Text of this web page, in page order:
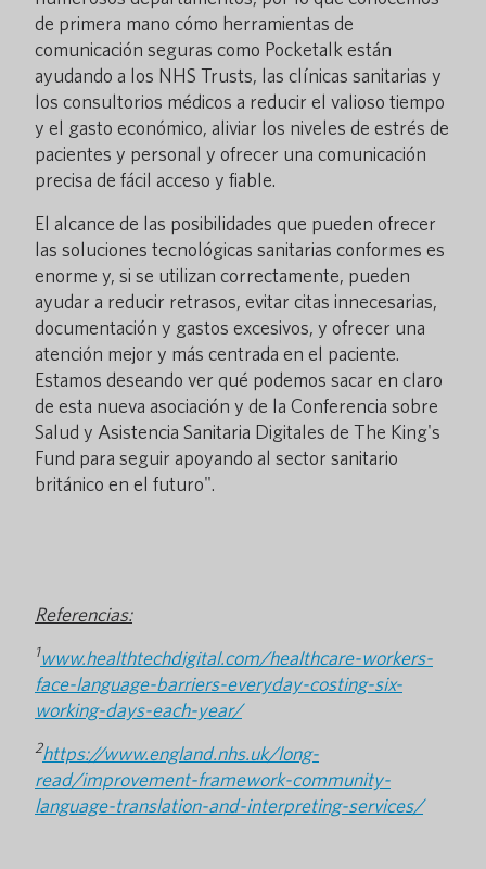
de primera mano cómo herramientas de
comunicación seguras como Pocketalk están
ayudando a los NHS Trusts, las clínicas sanitarias y
los consultorios médicos a reducir el valioso tiempo
y el gasto económico, aliviar los niveles de estrés de
pacientes y personal y ofrecer una comunicación
precisa de fácil acceso y fiable.
El alcance de las posibilidades que pueden ofrecer
las soluciones tecnológicas sanitarias conformes es
enorme y, si se utilizan correctamente, pueden
ayudar a reducir retrasos, evitar citas innecesarias,
documentación y gastos excesivos, y ofrecer una
atención mejor y más centrada en el paciente.
Estamos deseando ver qué podemos sacar en claro
de esta nueva asociación y de la Conferencia sobre
Salud y Asistencia Sanitaria Digitales de The King's
Fund para seguir apoyando al sector sanitario
británico en el futuro".
Referencias:
1www.healthtechdigital.com/healthcare-workers-
face-language-barriers-everyday-costing-six-
working-days-each-year/
2https://www.england.nhs.uk/long-
read/improvement-framework-community-
language-translation-and-interpreting-services/